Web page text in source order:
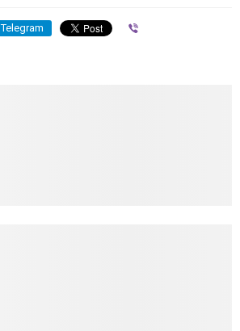
Telegram